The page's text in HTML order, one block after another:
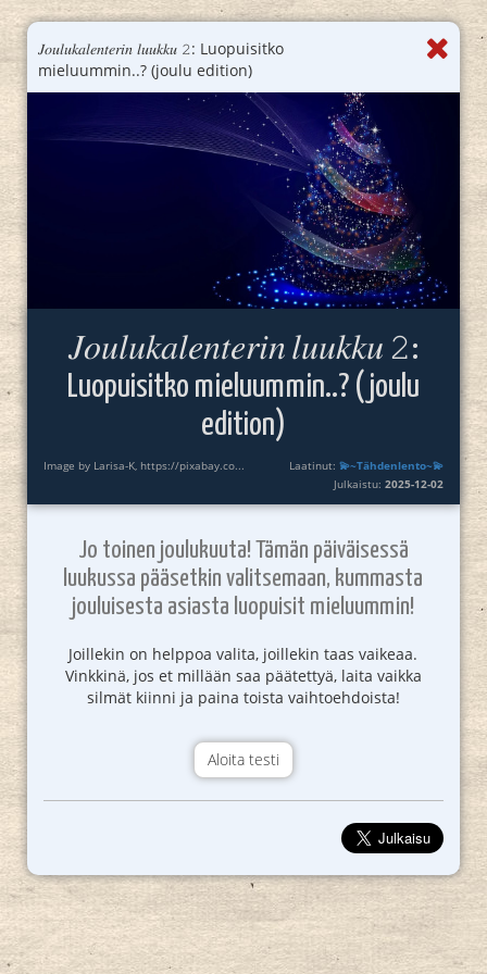
𝐽𝑜𝑢𝑙𝑢𝑘𝑎𝑙𝑒𝑛𝑡𝑒𝑟𝑖𝑛 𝑙𝑢𝑢𝑘𝑘𝑢 𝟸: Luopuisitko
mieluummin..? (joulu edition)
𝐽𝑜𝑢𝑙𝑢𝑘𝑎𝑙𝑒𝑛𝑡𝑒𝑟𝑖𝑛 𝑙𝑢𝑢𝑘𝑘𝑢 𝟸:
Luopuisitko mieluummin..? (joulu
edition)
Image by Larisa-K, https://pixabay.co... Laatinut:💫~Tähdenlento~💫
Julkaistu:2025-12-02
Jo toinen joulukuuta! Tämän päiväisessä
luukussa pääsetkin valitsemaan, kummasta
jouluisesta asiasta luopuisit mieluummin!
Joillekin on helppoa valita, joillekin taas vaikeaa.
Vinkkinä, jos et millään saa päätettyä, laita vaikka
silmät kiinni ja paina toista vaihtoehdoista!
Aloita testi